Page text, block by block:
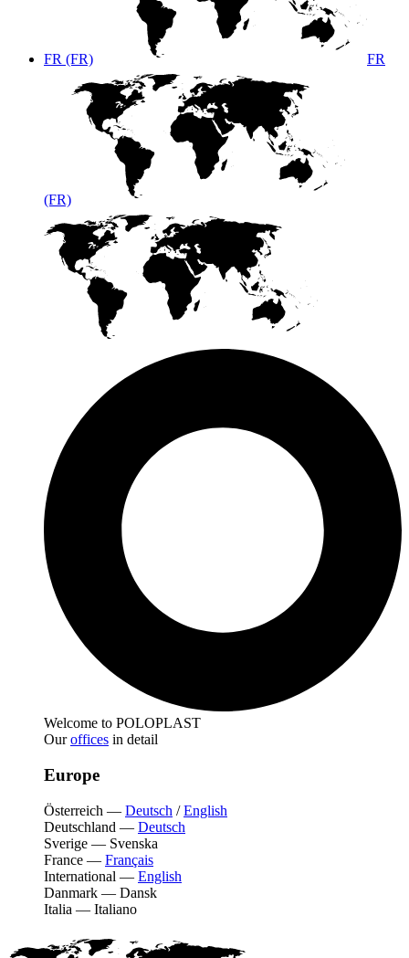
FR (FR) FR
(FR)
Welcome to POLOPLAST
Ouroffices in detail
Europe
Österreich — Deutsch /English
Deutschland — Deutsch
Sverige — Svenska
France — Français
International — English
Danmark — Dansk
Italia — Italiano